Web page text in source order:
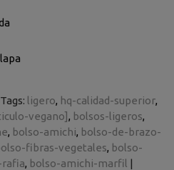
Tags: ligero hq-calidad-superior
vegano]
bolsos-ligeros
bolso-amichi bolso-de-brazo-
fibras-vegetales bolso-
rafia bolso-amichi-marfil |